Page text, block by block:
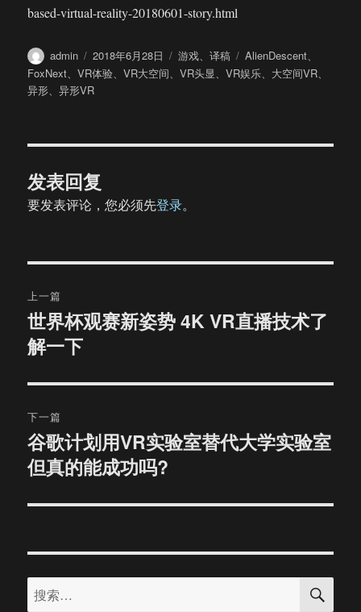
based-virtual-reality-20180601-story.html
作
者
admin
发
布
于
2018年6月28日
分
类
游戏、译稿
标
签
AlienDescent、
FoxNext、VR体验、VR大空间、VR头显、VR娱乐、 大空间VR、
异形、异形VR
发表回复
要发表评论，您必须先登录。
章
导
航
上一篇
上
篇
章：
世界杯观赛新姿势 4K VR直播技术了
解一下
下一篇
下
篇
章：
谷歌计划用VR实验室替代大学实验室
但真的能成功吗?
搜
搜